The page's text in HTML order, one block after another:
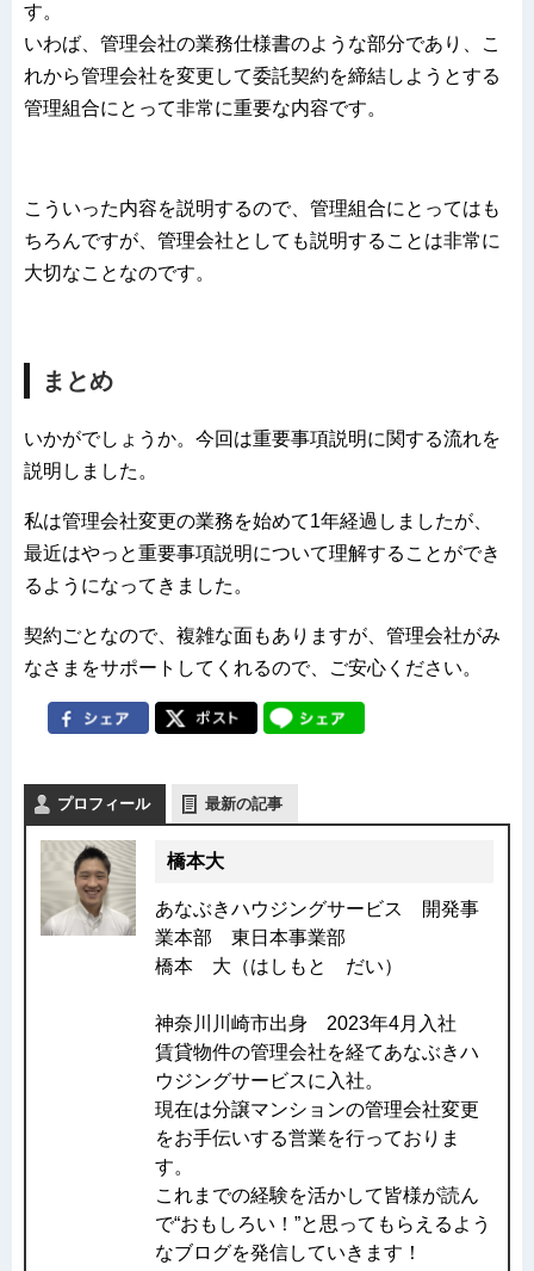
す。
いわば、管理会社の業務仕様書のような部分であり、こ
れから管理会社を変更して委託契約を締結しようとする
管理組合にとって非常に重要な内容です。
こういった内容を説明するので、管理組合にとってはも
ちろんですが、管理会社としても説明することは非常に
大切なことなのです。
まとめ
いかがでしょうか。今回は重要事項説明に関する流れを
説明しました。
私は管理会社変更の業務を始めて1年経過しましたが、
最近はやっと重要事項説明について理解することができ
るようになってきました。
契約ごとなので、複雑な面もありますが、管理会社がみ
なさまをサポートしてくれるので、ご安心ください。
プロフィール 最新の記事
橋本大
あなぶきハウジングサービス 開発事
業本部 東日本事業部
橋本 大（はしもと だい）
神奈川川崎市出身 2023年4月入社
賃貸物件の管理会社を経てあなぶきハ
ウジングサービスに入社。
現在は分譲マンションの管理会社変更
をお手伝いする営業を行っておりま
す。
これまでの経験を活かして皆様が読ん
で“おもしろい！”と思ってもらえるよう
なブログを発信していきます！